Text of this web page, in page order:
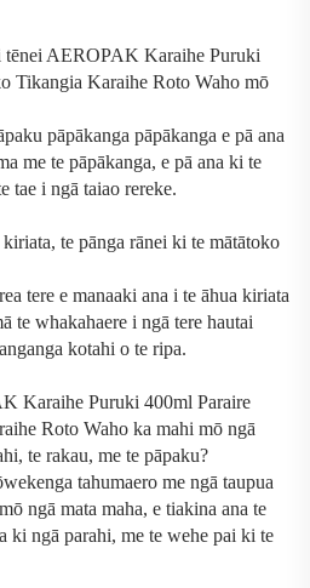
tēnei AEROPAK Karaihe Puruki
Tikangia Karaihe Roto Waho mō
pāpākanga pāpākanga e pā ana
me te pāpākanga, e pā ana ki te
tae i ngā taiao rereke.
te pānga rānei ki te mātātoko
tere e manaaki ana i te āhua kiriata
te whakahaere i ngā tere hautai
kotahi o te ripa.
Karaihe Puruki 400ml Paraire
Roto Waho ka mahi mō ngā
te rakau, me te pāpaku?
tahumaero me ngā taupua
ngā mata maha, e tiakina ana te
ki ngā parahi, me te wehe pai ki te